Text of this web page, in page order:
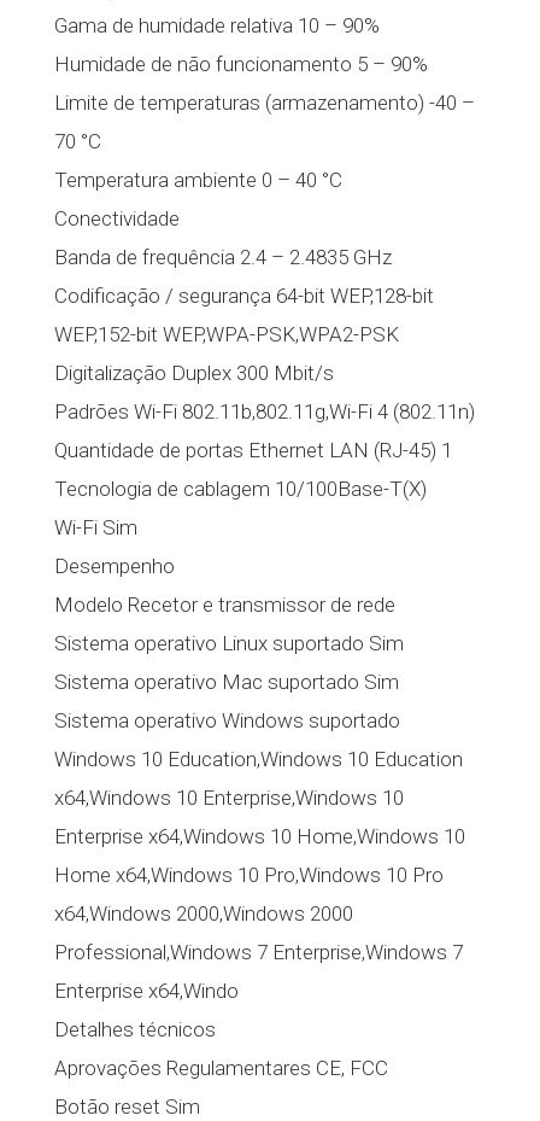
Gama de humidade relativa 10 – 90%
Humidade de não funcionamento 5 – 90%
Limite de temperaturas (armazenamento) -40 –
70 °C
Temperatura ambiente 0 – 40 °C
Conectividade
Banda de frequência 2.4 – 2.4835 GHz
Codificação / segurança 64-bit WEP,128-bit
WEP,152-bit WEP,WPA-PSK,WPA2-PSK
Digitalização Duplex 300 Mbit/s
Padrões Wi-Fi 802.11b,802.11g,Wi-Fi 4 (802.11n)
Quantidade de portas Ethernet LAN (RJ-45) 1
Tecnologia de cablagem 10/100Base-T(X)
Wi-Fi Sim
Desempenho
Modelo Recetor e transmissor de rede
Sistema operativo Linux suportado Sim
Sistema operativo Mac suportado Sim
Sistema operativo Windows suportado
Windows 10 Education,Windows 10 Education
x64,Windows 10 Enterprise,Windows 10
Enterprise x64,Windows 10 Home,Windows 10
Home x64,Windows 10 Pro,Windows 10 Pro
x64,Windows 2000,Windows 2000
Professional,Windows 7 Enterprise,Windows 7
Enterprise x64,Windo
Detalhes técnicos
Aprovações Regulamentares CE, FCC
Botão reset Sim